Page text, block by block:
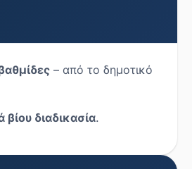
– από το δημοτικό
βίου διαδικασία.